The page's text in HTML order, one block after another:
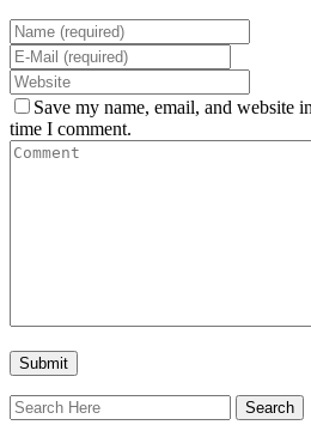
Save my name, email, and website
time I comment.